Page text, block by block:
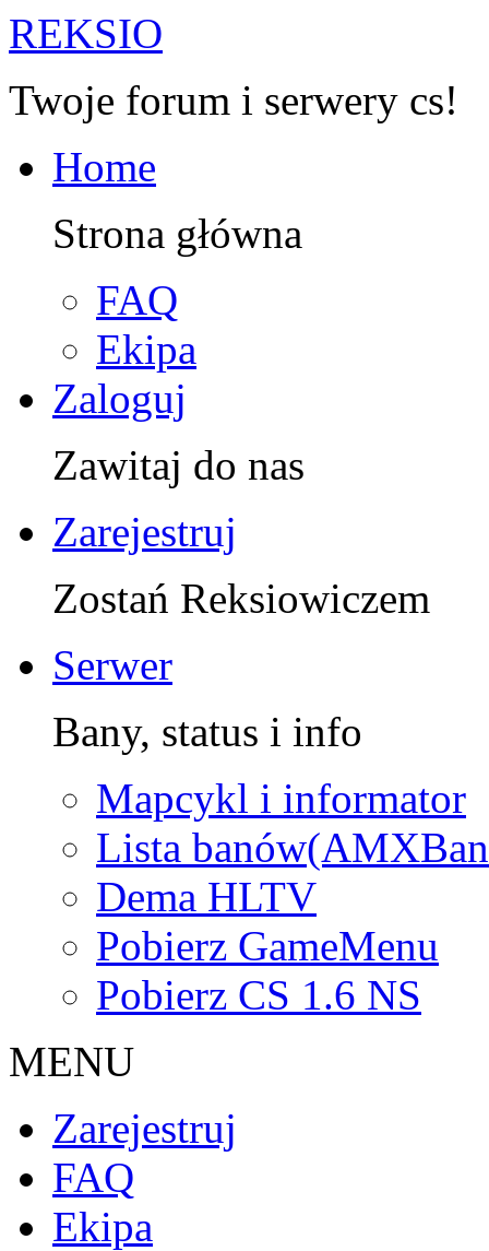
REKSIO
Twoje forum i serwery cs!
Home
Strona główna
FAQ
Ekipa
Zaloguj
Zawitaj do nas
Zarejestruj
Zostań Reksiowiczem
Serwer
Bany, status i info
Mapcykl i informator
Lista
Dema HLTV
Pobierz GameMenu
Pobierz CS 1.6 NS
MENU
Zarejestruj
FAQ
Ekipa